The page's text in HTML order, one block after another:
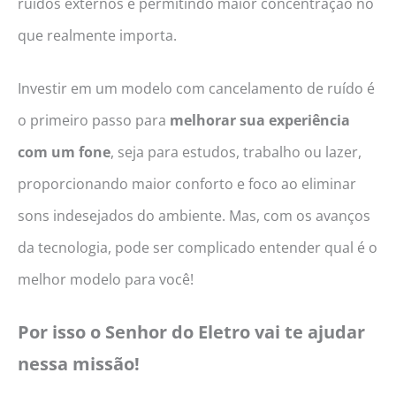
que realmente importa.
Investir em um modelo com cancelamento de ruído é
o primeiro passo para melhorar sua experiência
com um fone, seja para estudos, trabalho ou lazer,
proporcionando maior conforto e foco ao eliminar
sons indesejados do ambiente. Mas, com os avanços
da tecnologia, pode ser complicado entender qual é o
melhor modelo para você!
Por isso o Senhor do Eletro vai te ajudar
nessa missão!